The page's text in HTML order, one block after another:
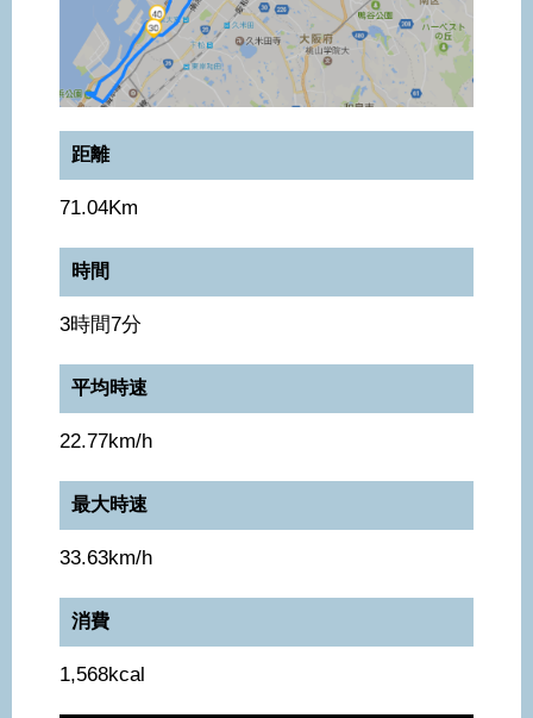
距離
71.04Km
時間
3時間7分
平均時速
22.77km/h
最大時速
33.63km/h
消費
1,568kcal